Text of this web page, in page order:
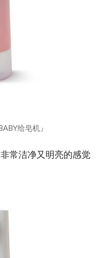
给皂机』
常洁净又明亮的感觉